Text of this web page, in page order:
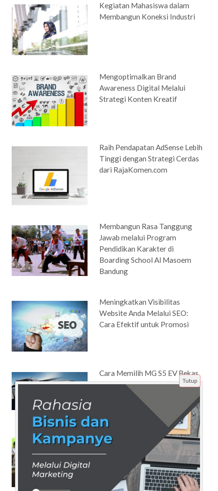
Kegiatan Mahasiswa dalam
Membangun Koneksi Industri
Mengoptimalkan Brand
Awareness Digital Melalui
Strategi Konten Kreatif
Raih Pendapatan AdSense Lebih
Tinggi dengan Strategi Cerdas
dari RajaKomen.com
Membangun Rasa Tanggung
Jawab melalui Program
Pendidikan Karakter di
Boarding School Al Masoem
Bandung
Meningkatkan Visibilitas
Website Anda Melalui SEO:
Cara Efektif untuk Promosi
Cara Memilih MG S5 EV Bekas
yang Tetap Adaptif terhadap
Perubahan Gaya Hidup dan
Tryout Online Sejarah:
Meningkatkan Persiapan Ujian
Tutup